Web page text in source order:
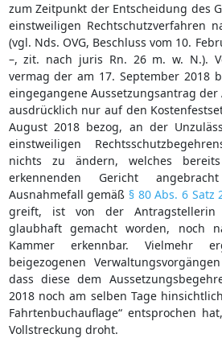
zum Zeitpunkt der Entscheidung des
einstweiligen Rechtschutzverfahren
(vgl. Nds. OVG, Beschluss vom 10.
–, zit. nach juris Rn. 26 m. w. N.).
vermag der am 17. September 2018
eingegangene Aussetzungsantrag
ausdrücklich nur auf den
August 2018 bezog, an der
einstweiligen
nichts zu ändern, welches
erkennenden Gericht
Ausnahmefall gemäß § 80 Abs. 6 Satz
greift, ist von der Antragstellerin
glaubhaft gemacht worden, noch
Kammer erkennbar. Vielmehr
beigezogenen
dass diese dem
2018 noch am selben Tage
Fahrtenbuchauflage“ entsprochen
Vollstreckung droht.